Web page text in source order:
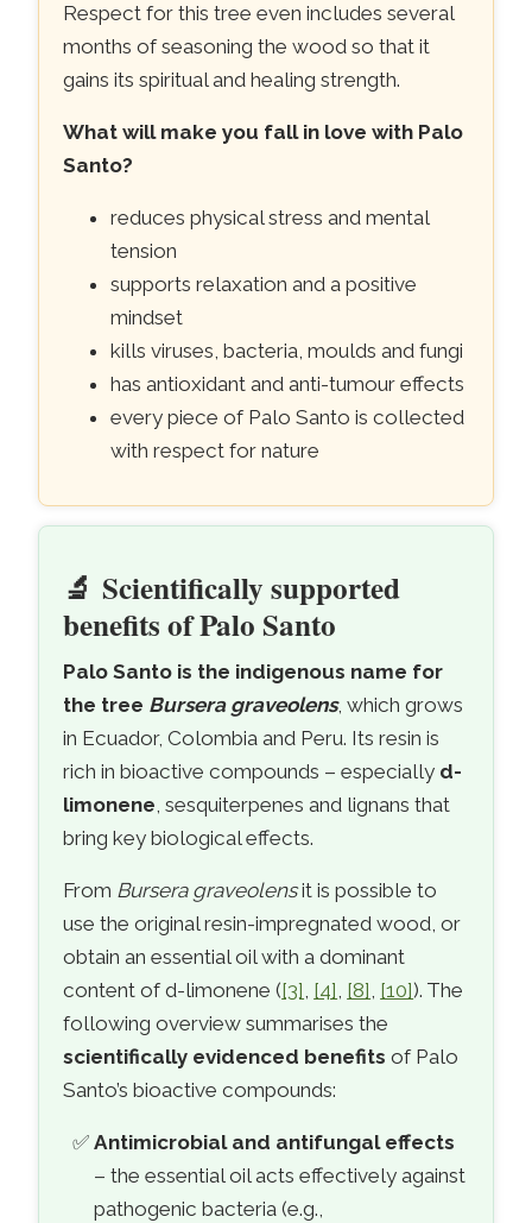
Respect for this tree even includes several
months of seasoning the wood so that it
gains its spiritual and healing strength.
What will make you fall in love with Palo
Santo?
reduces physical stress and mental
tension
supports relaxation and a positive
mindset
kills viruses, bacteria, moulds and fungi
has antioxidant and anti-tumour effects
every piece of Palo Santo is collected
with respect for nature
🔬Scientifically supported
benefits of Palo Santo
Palo Santo is the indigenous name for
the tree Bursera graveolens, which grows
in Ecuador, Colombia and Peru. Its resin is
rich in bioactive compounds – especially d-
limonene, sesquiterpenes and lignans that
bring key biological effects.
From Bursera graveolensit is possible to
use the original resin-impregnated wood, or
obtain an essential oil with a dominant
content of d-limonene ([3], [4], [8], [10]). The
following overview summarises the
scientifically evidenced benefits of Palo
Santo’s bioactive compounds:
Antimicrobial and antifungal effects
– the essential oil acts effectively against
pathogenic bacteria (e.g.,